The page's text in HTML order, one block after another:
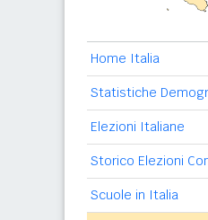
Home Italia
Statistiche
Elezioni Italiane
Storico Elezioni
Scuole in Italia